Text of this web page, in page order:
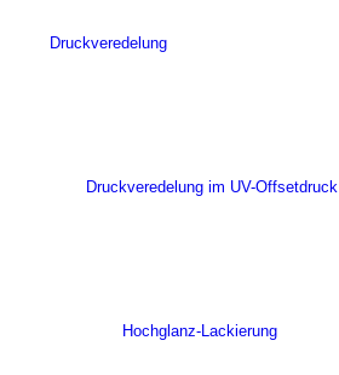
Druckveredelung
Druckveredelung im UV-Offsetdruck
Hochglanz-Lackierung